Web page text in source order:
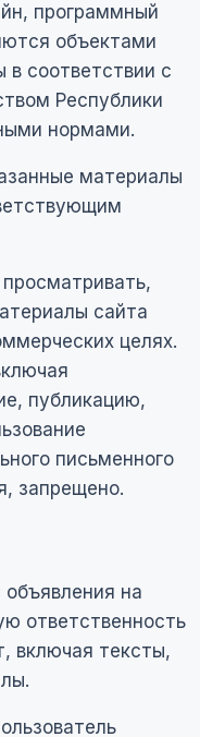
программный
объектами
в соответствии с
Республики
нормами.
материалы
сайта
целях.
публикацию,
письменного
запрещено.
на
ответственность
включая тексты,